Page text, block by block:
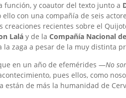
función, y coautor del texto junto a
con una compañía de seis
creaciones recientes sobre el
Lalá y de la Compañía Nacional
la zaga a pesar de la muy distinta
en un año de efemérides —No
pues ellos, como
están de más la humanidad de